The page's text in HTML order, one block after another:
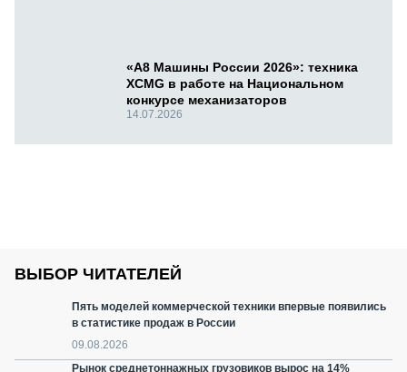
«А8 Машины России 2026»: техника
XCMG в работе на Национальном
конкурсе механизаторов
14.07.2026
ВЫБОР ЧИТАТЕЛЕЙ
Пять моделей коммерческой техники впервые появились
в статистике продаж в России
09.08.2026
Рынок среднетоннажных грузовиков вырос на 14%